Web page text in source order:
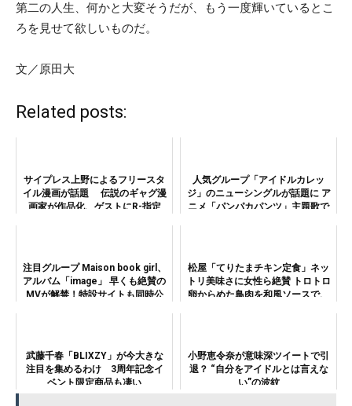
第二の人生、何かと大変そうだが、もう一度輝いているとこ
ろを見せて欲しいものだ。
文／原田大
Related posts:
サイプレス上野によるフリースタ
イル漫画が話題 伝説のギャグ漫
画家が作品化、ゲストにR-指定
人気グループ「アイドルカレッ
ジ」のニューシングルが話題に ア
ニメ「パンパカパンツ」主題歌で
注目グループ Maison book girl、
アルバム「image」 早くも絶賛の
MVが解禁！特設サイトも同時公
松屋「てりたまチキン定食」ネッ
トリ美味さに女性ら絶賛 トロトロ
卵からめた鳥肉を和風ソースで、
武藤千春「BLIXZY」が今大きな
注目を集めるわけ 3周年記念イ
ベント限定商品も凄い
小野恵令奈が意味深ツイートで引
退？ “自分をアイドルとは言えな
い”の波紋